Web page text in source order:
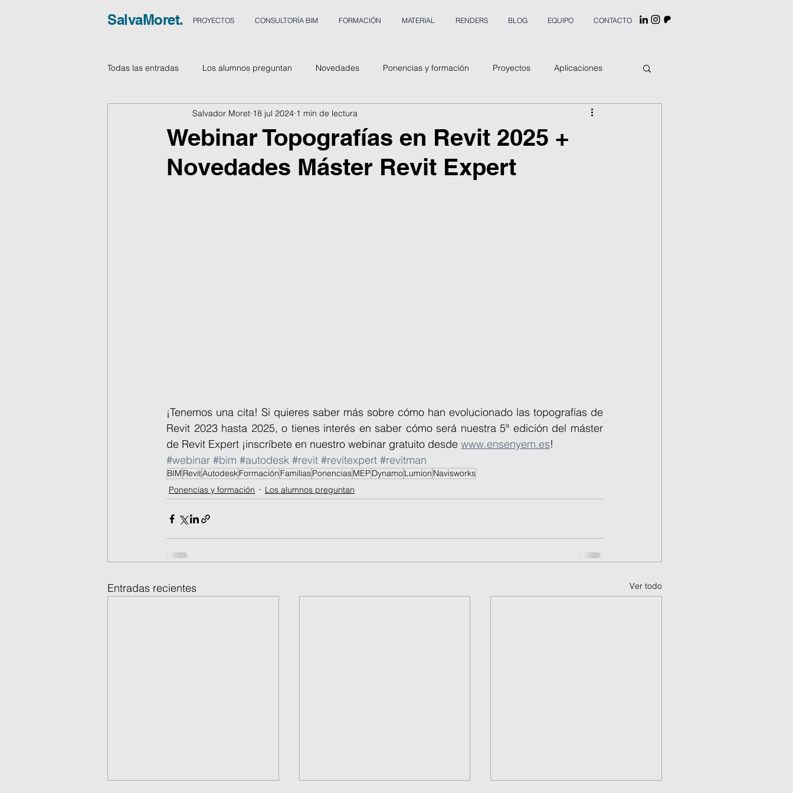
SalvaMoret. PROYECTOS CONSULTORÍA BIM FORMACIÓN MATERIAL RENDERS BLOG EQUIPO CONTACTO
Todas las entradas Los alumnos preguntan Novedades Ponencias y formación Proyectos Aplicaciones
Webinar Topografías en Revit 2025 +
Novedades Máster Revit Expert
Salvador Moret 18 jul 2024 1 min de lectura
¡Tenemos una cita! Si quieres saber más sobre cómo han evolucionado las topografías de
Revit 2023 hasta 2025, o tienes interés en saber cómo será nuestra 5ª edición del máster
de Revit Expert ¡inscríbete en nuestro webinar gratuito desde www.ensenyem.es!
#webinar #bim #autodesk #revit #revitexpert #revitman
BIM RevitAutodeskFormación FamiliasPonenciasMEP DynamoLumion Navisworks
Ponencias y formación
Los alumnos preguntan
Entradas recientes Ver todo